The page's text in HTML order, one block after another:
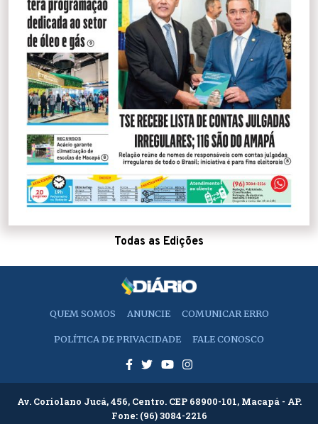
Todas as Edições
QUEM SOMOS ANUNCIE COMUNICAR ERRO
POLÍTICA DE PRIVACIDADE FALE CONOSCO
Av. Coriolano Jucá, 456, Centro. CEP 68900-101, Macapá - AP.
Fone: (96) 3084-2216